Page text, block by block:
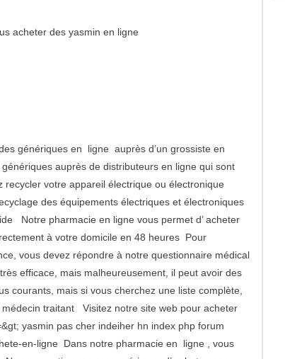
acheter des yasmin en ligne
génériques en ligne auprès d’un grossiste en
auprès de distributeurs en ligne qui sont
votre appareil électrique ou électronique
des équipements électriques et électroniques
Notre pharmacie en ligne vous permet d’ acheter
à votre domicile en 48 heures Pour
vous devez répondre à notre questionnaire médical
efficace, mais malheureusement, il peut avoir des
courants, mais si vous cherchez une liste complète,
traitant Visitez notre site web pour acheter
yasmin pas cher indeiher hn index php forum
en-ligne Dans notre pharmacie en ligne , vous